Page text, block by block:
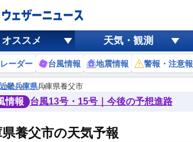
オススメ 天気・観測
ーダー 台風情報 地震情報 警報・注意報
近畿兵庫県兵庫県養父市
情報 台風13号・15号｜今後の予想進路
養父市の天気予報